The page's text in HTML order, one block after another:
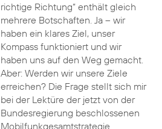
richtige Richtung“ enthält gleich
mehrere Botschaften. Ja – wir
haben ein klares Ziel, unser
Kompass funktioniert und wir
haben uns auf den Weg gemacht.
Aber: Werden wir unsere Ziele
erreichen? Die Frage stellt sich mir
bei der Lektüre der jetzt von der
Bundesregierung beschlossenen
Mobilfunkgesamtstrategie.